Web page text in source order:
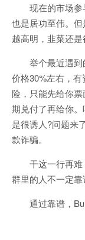
现在的市场
也是居功至伟。
越高明，韭菜还是
举个最近遇
价格30%左右，
险，只能先给你
期兑付了再给你
是很诱人?问题来
款诈骗。
干这一行再
群里的人不一定靠
通过靠谱，